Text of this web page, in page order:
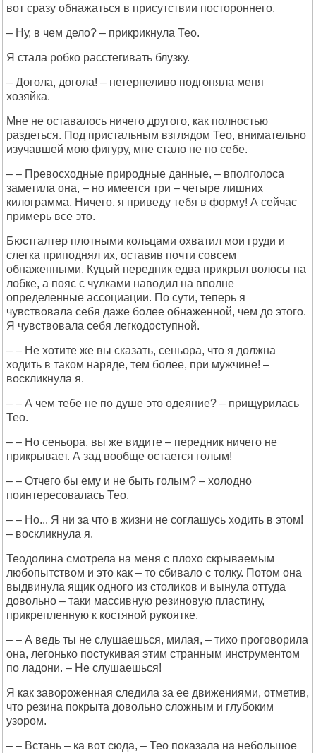
вот сразу обнажаться в присутствии постороннего.
– Ну, в чем дело? – прикрикнула Тео.
Я стала робко расстегивать блузку.
– Догола, догола! – нетерпеливо подгоняла меня
хозяйка.
Мне не оставалось ничего другого, как полностью
раздеться. Под пристальным взглядом Тео, внимательно
изучавшей мою фигуру, мне стало не по себе.
– – Превосходные природные данные, – вполголоса
заметила она, – но имеется три – четыре лишних
килограмма. Ничего, я приведу тебя в форму! А сейчас
примерь все это.
Бюстгалтер плотными кольцами охватил мои груди и
слегка приподнял их, оставив почти совсем
обнаженными. Куцый передник едва прикрыл волосы на
лобке, а пояс с чулками наводил на вполне
определенные ассоциации. По сути, теперь я
чувствовала себя даже более обнаженной, чем до этого.
Я чувствовала себя легкодоступной.
– – Не хотите же вы сказать, сеньора, что я должна
ходить в таком наряде, тем более, при мужчине! –
воскликнула я.
– – А чем тебе не по душе это одеяние? – прищурилась
Тео.
– – Но сеньора, вы же видите – передник ничего не
прикрывает. А зад вообще остается голым!
– – Отчего бы ему и не быть голым? – холодно
поинтересовалась Тео.
– – Но... Я ни за что в жизни не соглашусь ходить в этом!
– воскликнула я.
Теодолина смотрела на меня с плохо скрываемым
любопытством и это как – то сбивало с толку. Потом она
выдвинула ящик одного из столиков и вынула оттуда
довольно – таки массивную резиновую пластину,
прикрепленную к костяной рукоятке.
– – А ведь ты не слушаешься, милая, – тихо проговорила
она, легонько постукивая этим странным инструментом
по ладони. – Не слушаешься!
Я как завороженная следила за ее движениями, отметив,
что резина покрыта довольно сложным и глубоким
узором.
– – Встань – ка вот сюда, – Тео показала на небольшое